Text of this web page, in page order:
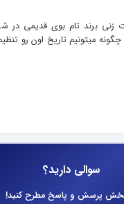
زنی برند تام بوی قدیمی در
چگونه میتونیم تاریخ اون رو
سوالی دارید؟
پرسش و پاسخ مطرح کنید!